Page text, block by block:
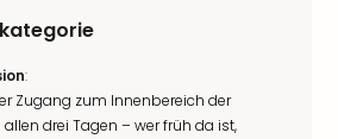
:
Zugang zum Innenbereich der
allen drei Tagen – wer früh da ist,